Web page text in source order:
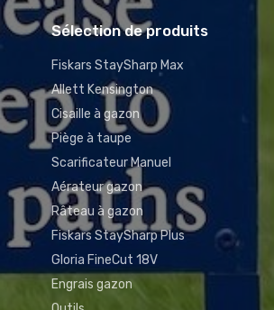
Sélection de produits
Fiskars StaySharp Max
Allett Kensington
Cisaille à gazon
Piège à taupe
Scarificateur Manuel
Aérateur gazon
Râteau à gazon
Fiskars StaySharp Plus
Gloria FineCut 18V
Engrais gazon